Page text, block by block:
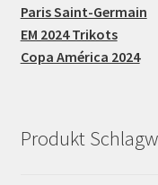
Paris Saint-Germain
EM 2024 Trikots
Copa América 2024
Produkt